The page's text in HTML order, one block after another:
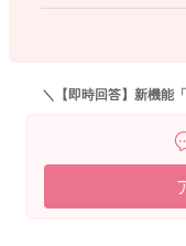
＼【即時回答】新機能